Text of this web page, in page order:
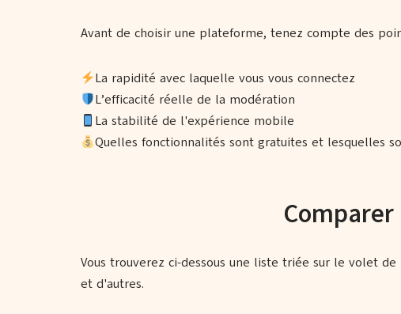
Avant de choisir une plateforme, tenez compte des
La rapidité avec laquelle vous vous connectez
L’efficacité réelle de la modération
La stabilité de l'expérience mobile
Quelles fonctionnalités sont gratuites et lesquelles
Vous trouverez ci-dessous une liste triée sur le volet
et d'autres.